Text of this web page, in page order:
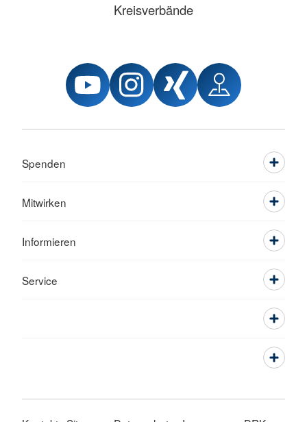
Kreisverbände
Spenden
Mitwirken
Informieren
Service